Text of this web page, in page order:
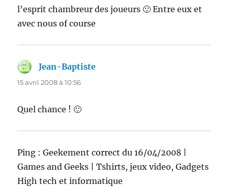
l’esprit chambreur des joueurs 🙂 Entre eux et
avec nous of course
Jean-Baptiste
15 avril 2008 à 10:56
Quel chance ! 🙂
Ping : Geekement correct du 16/04/2008 |
Games and Geeks | Tshirts, jeux video, Gadgets
High tech et informatique